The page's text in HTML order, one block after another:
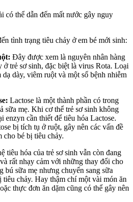
có thể dẫn đến mất nước gây nguy
tình trạng tiêu chảy ở em bé mới sinh:
Đây được xem là nguyên nhân hàng
ở trẻ sơ sinh, đặc biệt là virus Rota. Loại
dày, viêm ruột và một số bệnh nhiễm
Lactose là một thành phần có trong
sữa mẹ. Khi cơ thể trẻ sơ sinh không
enzyn cần thiết để tiêu hóa Lactose.
bị tích tụ ở ruột, gây nên các vấn đề
cho bé bị tiêu chảy.
tiêu hóa của trẻ sơ sinh vẫn còn đang
rất nhạy cảm với những thay đổi cho
bú sữa mẹ nhưng chuyển sang sữa
chảy. Hay thậm chí một vài món ăn
thực đơn ăn dặm cũng có thể gây nên